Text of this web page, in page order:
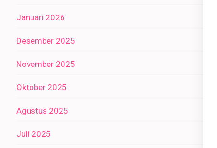
Januari 2026
Desember 2025
November 2025
Oktober 2025
Agustus 2025
Juli 2025